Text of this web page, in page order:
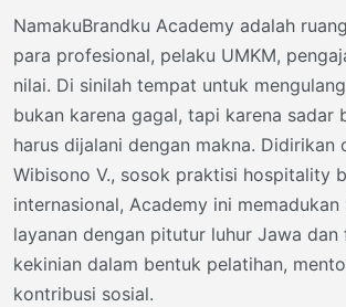
NamakuBrandku Academy adalah
para profesional, pelaku UMKM,
nilai. Di sinilah tempat untuk
bukan karena gagal, tapi karena sadar
harus dijalani dengan makna. Didirikan
Wibisono V., sosok praktisi hospitality
internasional, Academy ini memadukan
layanan dengan pitutur luhur Jawa
kekinian dalam bentuk pelatihan,
kontribusi sosial.